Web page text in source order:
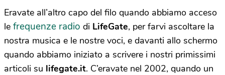
Eravate all’altro capo del filo quando abbiamo acceso
le frequenze radio di LifeGate, per farvi ascoltare la
nostra musica e le nostre voci, e davanti allo schermo
quando abbiamo iniziato a scrivere i nostri primissimi
articoli su lifegate.it. C’eravate nel 2002, quando un